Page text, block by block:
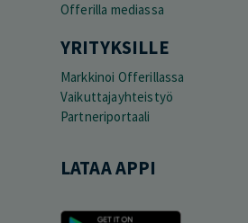
Offerilla mediassa
YRITYKSILLE
Markkinoi Offerillassa
Vaikuttajayhteistyö
Partneriportaali
LATAA APPI